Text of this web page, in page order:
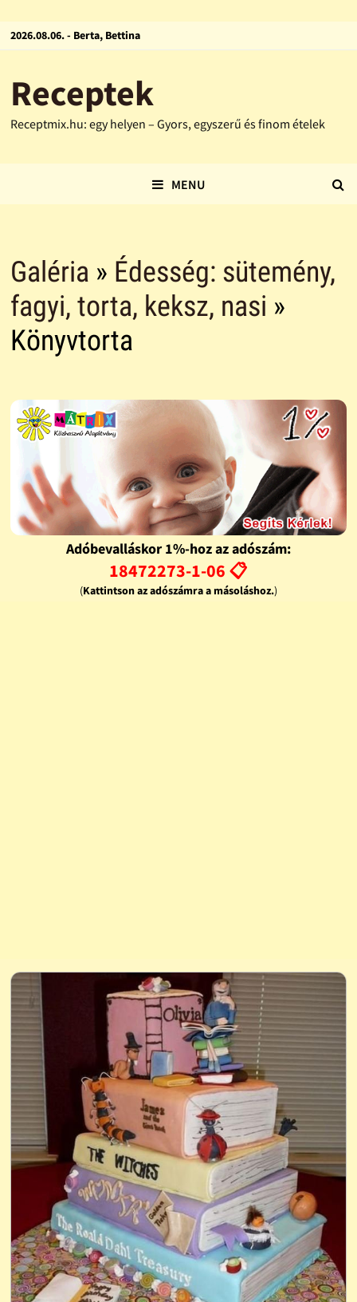
2026.08.06. - Berta, Bettina
Receptek
Receptmix.hu: egy helyen – Gyors, egyszerű és finom ételek
MENU
Galéria » Édesség: sütemény,
fagyi, torta, keksz, nasi »
Könyvtorta
Adóbevalláskor 1%-hoz az adószám:
18472273-1-06 📋
(Kattintson az adószámra a másoláshoz.)